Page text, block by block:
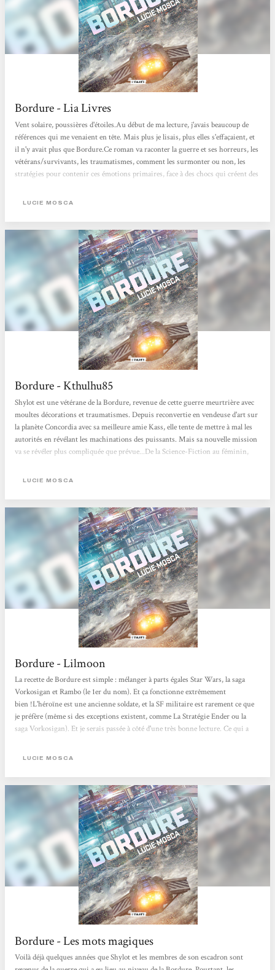
Bordure - Lia Livres
Vent solaire, poussières d'étoiles.Au début de ma lecture, j'avais beaucoup de
références qui me venaient en tête. Mais plus je lisais, plus elles s'effaçaient, et
il n'y avait plus que Bordure.Ce roman va raconter la guerre et ses horreurs, les
vétérans/survivants, les traumatismes, comment les surmonter ou non, les
stratégies pour contenir ces émotions primaires, face à des chocs qui créent des
vraiment.L’autrice parle des gens qui font ce qu'ils peuvent pour exister
LUCIE MOSCA
Bordure - Kthulhu85
Shylot est une vétérane de la Bordure, revenue de cette guerre meurtrière avec
moultes décorations et traumatismes. Depuis reconvertie en vendeuse d'art sur
la planète Concordia avec sa meilleure amie Kass, elle tente de mettre à mal les
autorités en révélant les machinations des puissants. Mais sa nouvelle mission
va se révéler plus compliquée que prévue...De la Science-Fiction au féminin,
quand tu as la chance de rencontrer la chouette dite-autrice et d'obtenir son
LUCIE MOSCA
Bordure - Lilmoon
La recette de Bordure est simple : mélanger à parts égales Star Wars, la saga
Vorkosigan et Rambo (le 1er du nom). Et ça fonctionne extrêmement
bien !L'héroïne est une ancienne soldate, et la SF militaire est rarement ce que
je préfère (même si des exceptions existent, comme La Stratégie Ender ou la
saga Vorkosigan). Et je serais passée à côté d'une très bonne lecture. Ce qui a
critères habituels de sélection, mais j'ai écouté quelques interview de
LUCIE MOSCA
Bordure - Les mots magiques
Voilà déjà quelques années que Shylot et les membres de son escadron sont